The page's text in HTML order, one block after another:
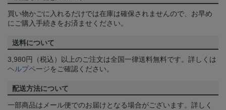
買い物かごに入れるだけでは在庫は確保されませんので、お早め
にご購入手続きをお済ませください。
送料について
3,980円（税込）以上のご注文は全国一律送料無料です。詳しくは
ヘルプページをご確認ください。
配送方法について
一部商品はメール便でのお届けとなる場合がございます。詳しく